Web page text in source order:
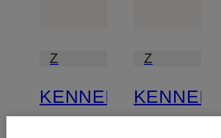
Z
KENNEL
Z
KENNEL